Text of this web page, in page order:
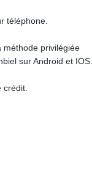
téléphone.
méthode privilégiée
sur Android et IOS.